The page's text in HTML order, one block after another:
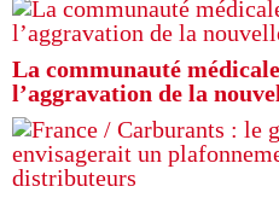
La communauté
l’aggravation de la